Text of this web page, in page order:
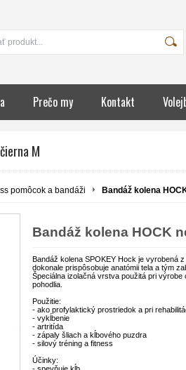
Prečo my Kontakt
M
pomôcok a bandáži Bandáž kolena
Bandáž kolena HOCK
Bandáž kolena SPOKEY Hock je vyrobená
dokonale prispôsobuje anatómii tela a tým
Špeciálna izolačná vrstva použitá pri
pohodlia.
Použitie:
- ako profylaktický prostriedok a pri
- vykĺbenie
- artritída
- zápaly šliach a kĺbového puzdra
- silový tréning a fitness
Účinky: